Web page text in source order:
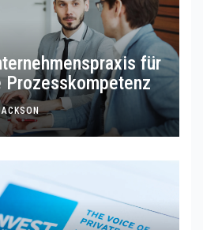
für